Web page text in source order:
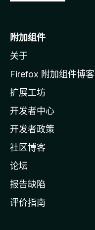
o
i
l
a
主
页
附加组件
关于
Firefox 附加组件博客
扩展工坊
开发者中心
开发者政策
社区博客
论坛
报告缺陷
评价指南